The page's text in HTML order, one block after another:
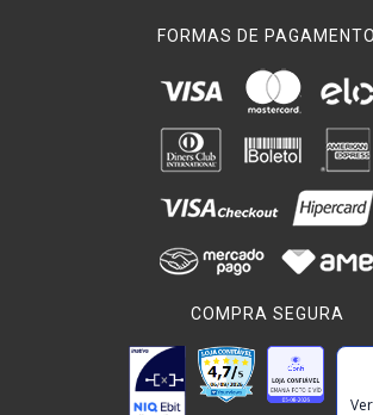
FORMAS DE PAGAMENTO
COMPRA SEGURA